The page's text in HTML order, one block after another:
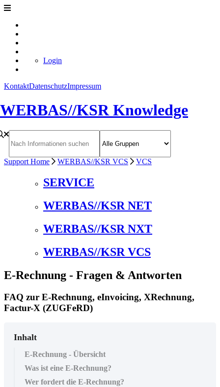
Login
KontaktDatenschutzImpressum
WERBAS//KSR Knowledge
Support Home WERBAS//KSR VCS VCS
SERVICE
WERBAS//KSR NET
WERBAS//KSR NXT
WERBAS//KSR VCS
E-Rechnung - Fragen & Antworten
FAQ zur E-Rechnung, eInvoicing, XRechnung,
Factur-X (ZUGFeRD)
Inhalt
E-Rechnung - Übersicht
Was ist eine E-Rechnung?
Wer fordert die E-Rechnung?